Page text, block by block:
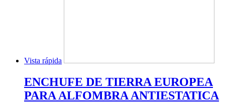
Vista rápida
ENCHUFE DE TIERRA EUROPEA
PARA ALFOMBRA ANTIESTATICA